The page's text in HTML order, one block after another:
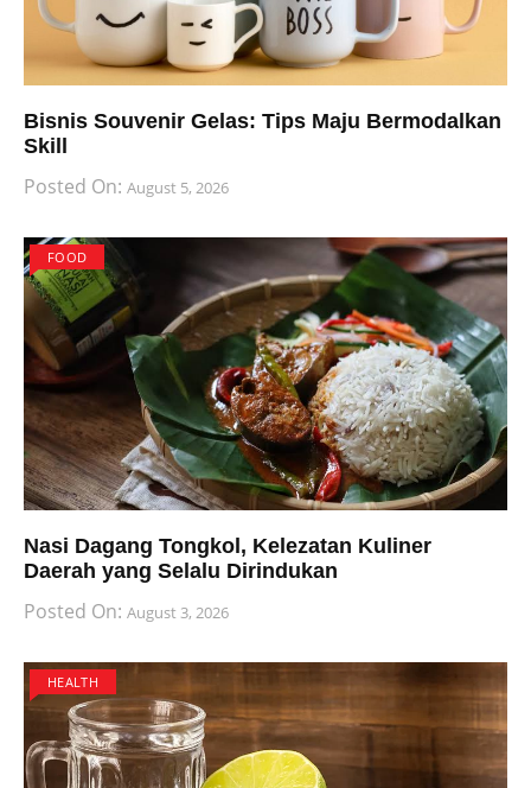
Bisnis Souvenir Gelas: Tips Maju Bermodalkan
Skill
Posted On: August 5, 2026
FOOD
Nasi Dagang Tongkol, Kelezatan Kuliner
Daerah yang Selalu Dirindukan
Posted On: August 3, 2026
HEALTH